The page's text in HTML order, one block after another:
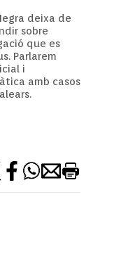
deixa de
sobre
que es
Parlarem
i
amb casos